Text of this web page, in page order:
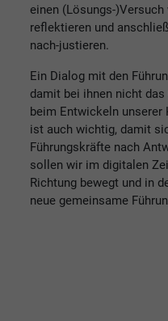
einen (Lösungs-)Versuch
reflektieren und
nach-justieren.
Ein Dialog mit den
damit bei ihnen nicht das
beim Entwickeln unserer
ist auch wichtig, damit
Führungskräfte nach
sollen wir im digitalen
Richtung bewegt und in
neue gemeinsame